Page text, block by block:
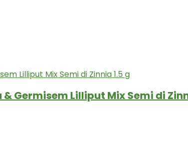
Germisem Lilliput Mix Semi di